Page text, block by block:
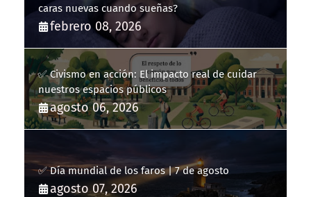
caras nuevas cuando sueñas?
febrero 08, 2026
✅ Civismo en acción: El impacto real de cuidar
nuestros espacios públicos
agosto 06, 2026
✅ Día mundial de los faros | 7 de agosto
agosto 07, 2026